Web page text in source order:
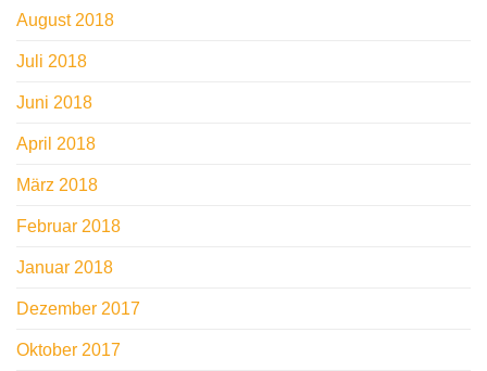
August 2018
Juli 2018
Juni 2018
April 2018
März 2018
Februar 2018
Januar 2018
Dezember 2017
Oktober 2017